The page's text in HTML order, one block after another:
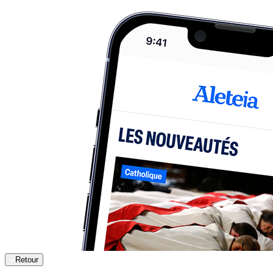
Retour